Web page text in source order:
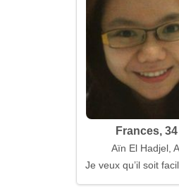
Frances,
Aïn El Hadjel,
Je veux qu’il soit